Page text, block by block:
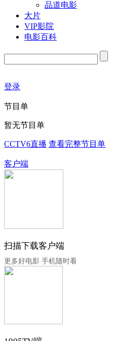
品道电影
大片
VIP影院
电影百科
登录
节目单
暂无节目单
CCTV6直播 查看完整节目单
客户端
扫描下载客户端
更多好电影 手机随时看